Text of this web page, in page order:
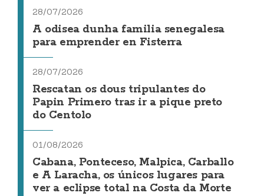
28/07/2026
A odisea dunha familia senegalesa
para emprender en Fisterra
28/07/2026
Rescatan os dous tripulantes do
Papin Primero tras ir a pique preto
do Centolo
01/08/2026
Cabana, Ponteceso, Malpica, Carballo
e A Laracha, os únicos lugares para
ver a eclipse total na Costa da Morte